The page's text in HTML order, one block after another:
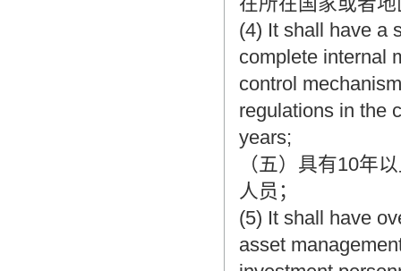
(4) It shall have a
complete internal
control
regulations in the
years;
（五）具有10年
人员；
(5) It shall have
asset